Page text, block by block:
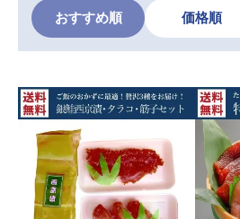
おすすめ順 価格順